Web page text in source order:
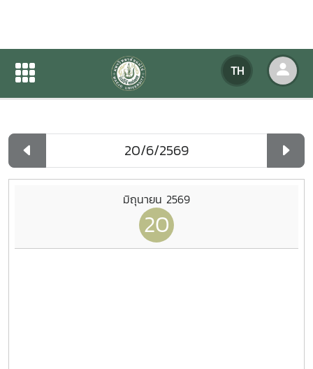
TH
ปฏิทินกิจกรรมของหน่วยงาน
ปฏิทินกิจกรรมของหน่วยงาน
มิถุนายน 2569
20